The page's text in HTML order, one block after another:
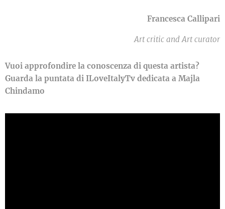
Francesca Callipari
Art critic and Art curator
Vuoi approfondire la conoscenza di questa artista?
Guarda la puntata di ILoveItalyTv dedicata a Majla
Chindamo